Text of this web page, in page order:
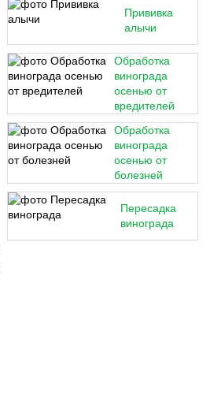
Прививка
алычи
Обработка
винограда
осенью от
вредителей
Обработка
винограда
осенью от
болезней
Пересадка
винограда